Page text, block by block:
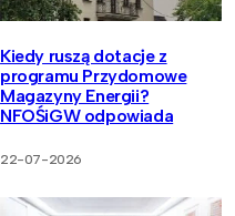
Kiedy ruszą dotacje z
programu Przydomowe
Magazyny Energii?
NFOŚiGW odpowiada
22-07-2026